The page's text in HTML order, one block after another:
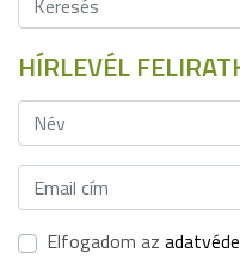
HÍRLEVÉL
Elfogadom az